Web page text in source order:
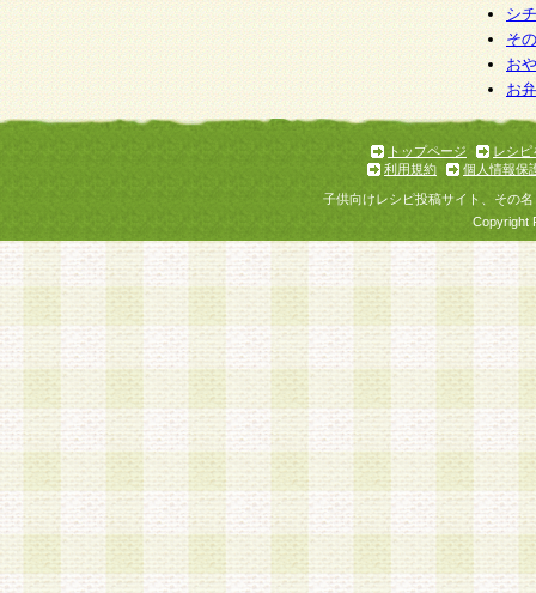
シ
そ
お
お
トップページ
レシピ
利用規約
個人情報保
子供向けレシピ投稿サイト、その
Copyright